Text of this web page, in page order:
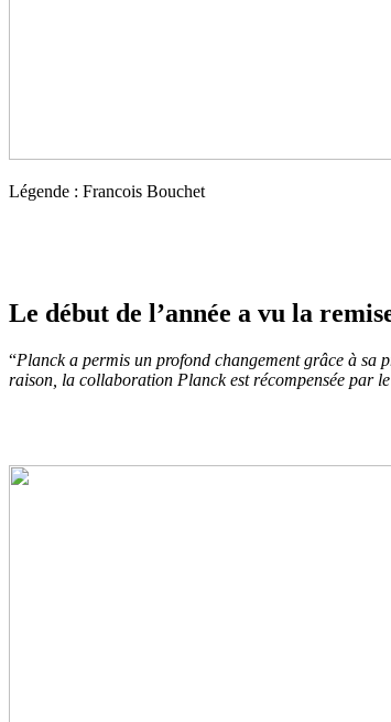
Légende : Francois Bouchet
Le début de l’année a vu la
“Planck a permis un profond changement grâce à sa
raison, la collaboration Planck est récompensée par